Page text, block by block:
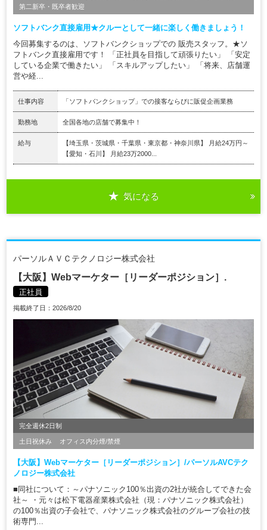
第二新卒・既卒者歓迎
ソフトバンク直接雇用★クルーとして一緒に楽しく働きましょう！
今回募集するのは、ソフトバンクショップでの 販売スタッフ。★ソ
フトバンク直接雇用です！ 「正社員を目指して頑張りたい」 「安定
している企業で働きたい」 「スキルアップしたい」 「将来、店舗運
営や経...
仕事内容 「ソフトバンクショップ」での接客ならびに販促企画業務
勤務地 全国各地の店舗で募集中！
給与
【埼玉県・茨城県・千葉県・東京都・神奈川県】 月給24万円～
【愛知・石川】 月給23万2000...
気になる
パーソルＡＶＣテクノロジー株式会社
【大阪】Webマーケター［リーダーポジション］.
正社員
掲載終了日：2026/8/20
完全週休2日制
土日祝休み オフィス内分煙/禁煙
【大阪】Webマーケター［リーダーポジション］/パーソルAVCテク
ノロジー株式会社
■同社について：～パナソニック100％出資の2社が統合してできた会
社～ ・元々は松下電器産業株式会社（現：パナソニック株式会社）
の100％出資の子会社で、パナソニック株式会社のグループ会社の技
術専門...